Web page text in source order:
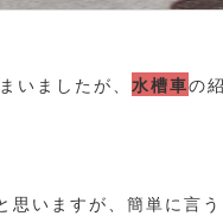
いましたが、水槽車の
思いますが、簡単に言う